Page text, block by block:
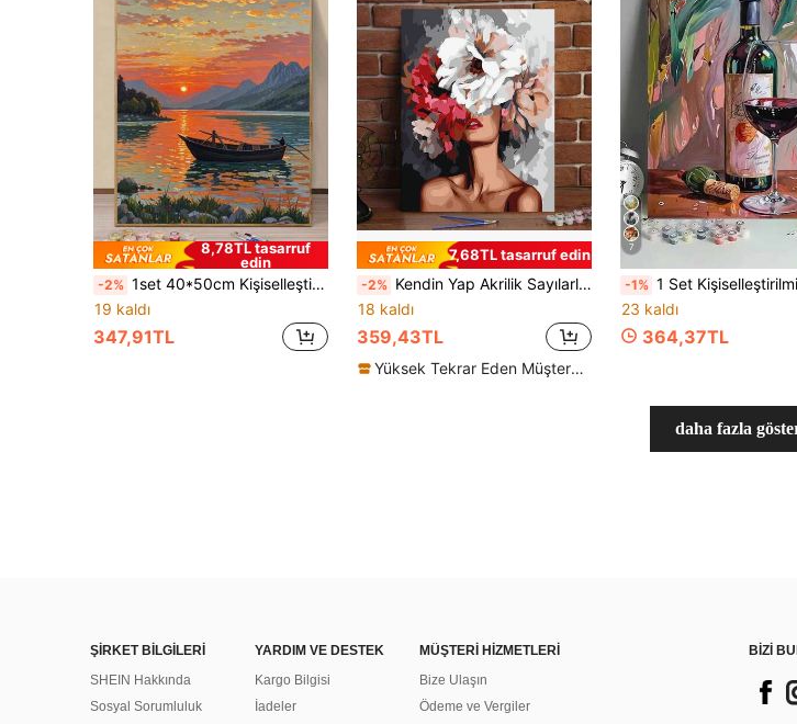
8,78TL tasarruf
edin
-2% 1set 40*50cm Kişiselleştirilmiş Sayılarla Boyama Kitleri Kendin Yap Yağlıboya Çerçevesiz, Göl Gün Batımı Manzara Dekoru Oturma Odası ve Yatak Odası İçin, Tatil ve Doğum Günü Hediyeleri
19 kaldı
347,91TL
7,68TL tasarruf edin
-2% Kendin Yap Akrilik Sayılarla Boyama Seti, 40*50cm, Boya ve Fırçalar Dahil. Stres Giderme, Sayılarla Boyama, El Sanatları, Çiçek ve Kız Temalı Duvar Dekoru, Ev Dekorasyonu İçin Harika. Arkadaşlar, Yeni Başlayanlar İçin İdeal Hediye, Çerçeve Dahil Değil.
18 kaldı
359,43TL
Yüksek Tekrar Eden Müşteriler
7
-1% 1 Set Kişiselleştirilmiş Kendin Yap Dijital Boyama Seti Şarap Kadehleri İçin, Sanatsal Boyama Seti Yatak Odası Dekoru ve Duvar Sanatı İçin, Basit ve Eğlenceli Boyama, Sanatçı
23 kaldı
364,37TL
daha fazla
ŞİRKET BİLGİLERİ
SHEIN Hakkında
Sosyal Sorumluluk
YARDIM VE DESTEK
Kargo Bilgisi
İadeler
MÜŞTERİ HİZMETLERİ
Bize Ulaşın
Ödeme ve Vergiler
BİZİ